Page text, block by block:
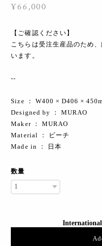
¥66,000
【ご確認ください】
こちらは受注生産品のため
います。
--
Size ： W400 × D406 ×
Designed by ： MURAO
Maker ： MURAO
Material ： ビーチ
Made in ： 日本
数量